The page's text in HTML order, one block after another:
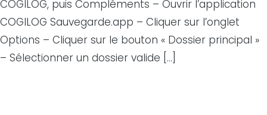
COGILOG, puis Compléments – Ouvrir l’application
COGILOG Sauvegarde.app – Cliquer sur l’onglet
Options – Cliquer sur le bouton « Dossier principal »
– Sélectionner un dossier valide […]